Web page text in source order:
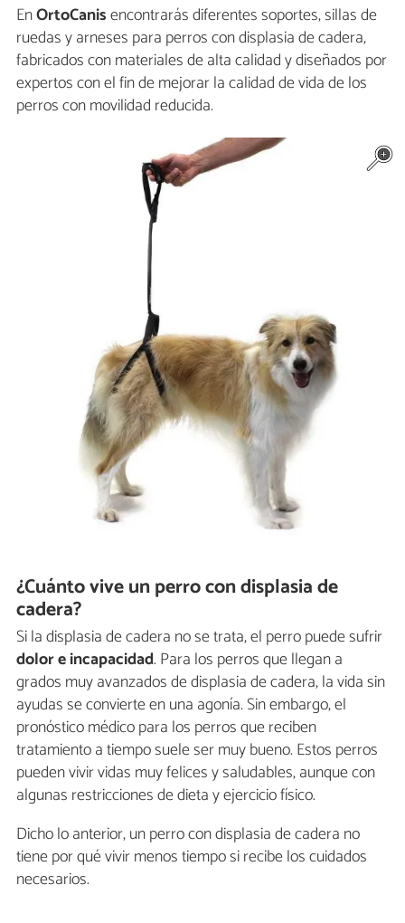
EnOrtoCanisencontrarás diferentes soportes, sillas de
ruedas y arneses para perros con displasia de cadera,
fabricados con materiales de alta calidad y diseñados por
expertos con el fin de mejorar la calidad de vida de los
perros con movilidad reducida.
¿Cuánto vive un perro con displasia de
cadera?
Si la displasia de cadera no se trata, el perro puede sufrir
dolor e incapacidad. Para los perros que llegan a
grados muy avanzados de displasia de cadera, la vida sin
ayudas se convierte en una agonía. Sin embargo, el
pronóstico médico para los perros que reciben
tratamiento a tiempo suele ser muy bueno. Estos perros
pueden vivir vidas muy felices y saludables, aunque con
algunas restricciones de dieta y ejercicio físico.
Dicho lo anterior, un perro con displasia de cadera no
tiene por qué vivir menos tiempo si recibe los cuidados
necesarios.